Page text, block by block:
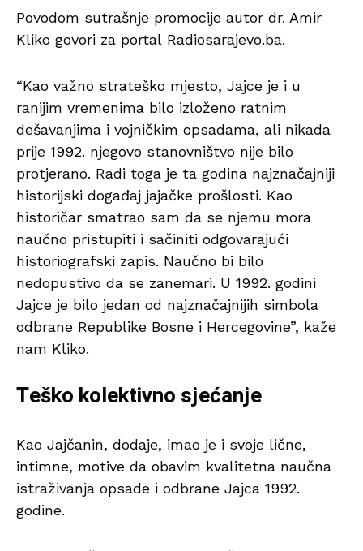
Povodom sutrašnje promocije autor dr. Amir
Kliko govori za portal Radiosarajevo.ba.
“Kao važno strateško mjesto, Jajce je i u
ranijim vremenima bilo izloženo ratnim
dešavanjima i vojničkim opsadama, ali nikada
prije 1992. njegovo stanovništvo nije bilo
protjerano. Radi toga je ta godina najznačajniji
historijski događaj jajačke prošlosti. Kao
historičar smatrao sam da se njemu mora
naučno pristupiti i sačiniti odgovarajući
historiografski zapis. Naučno bi bilo
nedopustivo da se zanemari. U 1992. godini
Jajce je bilo jedan od najznačajnijih simbola
odbrane Republike Bosne i Hercegovine”, kaže
nam Kliko.
Teško kolektivno sjećanje
Kao Jajčanin, dodaje, imao je i svoje lične,
intimne, motive da obavim kvalitetna naučna
istraživanja opsade i odbrane Jajca 1992.
godine.